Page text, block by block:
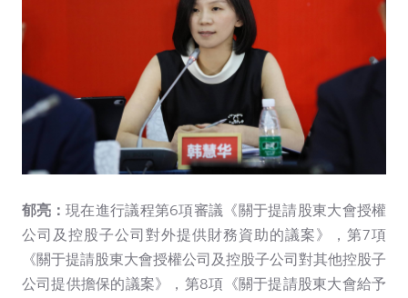
郁亮： 現在進行議程第6項審議《關于提請股東大會授權
公司及控股子公司對外提供財務資助的議案》，第7項
《關于提請股東大會授權公司及控股子公司對其他控股子
公司提供擔保的議案》，第8項《關于提請股東大會給予